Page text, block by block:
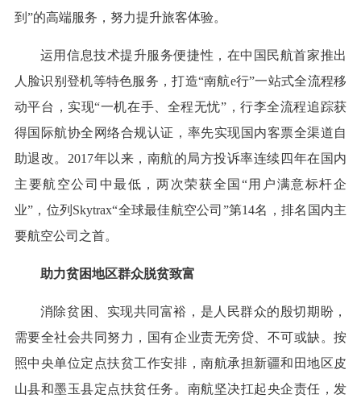
到”的高端服务，努力提升旅客体验。
运用信息技术提升服务便捷性，在中国民航首家推出
人脸识别登机等特色服务，打造“南航e行”一站式全流程移
动平台，实现“一机在手、全程无忧”，行李全流程追踪获
得国际航协全网络合规认证，率先实现国内客票全渠道自
助退改。2017年以来，南航的局方投诉率连续四年在国内
主要航空公司中最低，两次荣获全国“用户满意标杆企
业”，位列Skytrax“全球最佳航空公司”第14名，排名国内主
要航空公司之首。
助力贫困地区群众脱贫致富
消除贫困、实现共同富裕，是人民群众的殷切期盼，
需要全社会共同努力，国有企业责无旁贷、不可或缺。按
照中央单位定点扶贫工作安排，南航承担新疆和田地区皮
山县和墨玉县定点扶贫任务。南航坚决扛起央企责任，发